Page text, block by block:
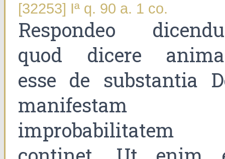
[32253] Iª q. 90 a. 1 co.
Respondeo
quod dicere
esse de substantia
manifestam
improbabilitatem